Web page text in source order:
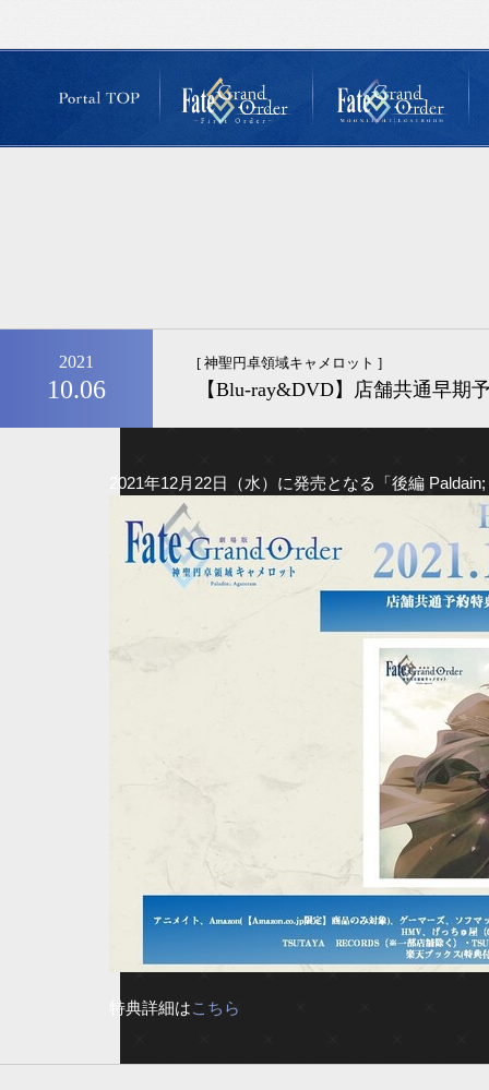
2021
10.06
[ 神聖円卓領域キャメロット ]
【Blu-ray&DVD】店舗共通早期
2021年12月22日（水）に発売となる「後編
特典詳細はこちら